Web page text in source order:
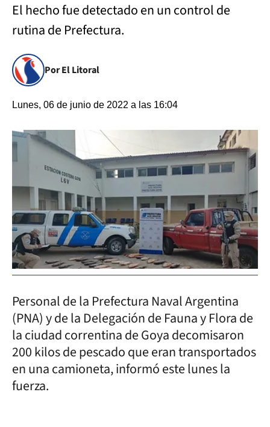
El hecho fue detectado en un control de
rutina de Prefectura.
Por El Litoral
Lunes, 06 de junio de 2022 a las 16:04
Personal de la Prefectura Naval Argentina
(PNA) y de la Delegación de Fauna y Flora de
la ciudad correntina de Goya decomisaron
200 kilos de pescado que eran transportados
en una camioneta, informó este lunes la
fuerza.